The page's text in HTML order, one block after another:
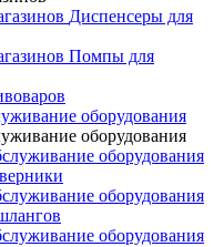
Диспенсеры для
Помпы для
оборудования
оборудования